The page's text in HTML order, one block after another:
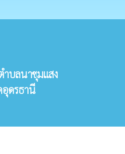
ำบลนาชุมแสง
ดรธานี